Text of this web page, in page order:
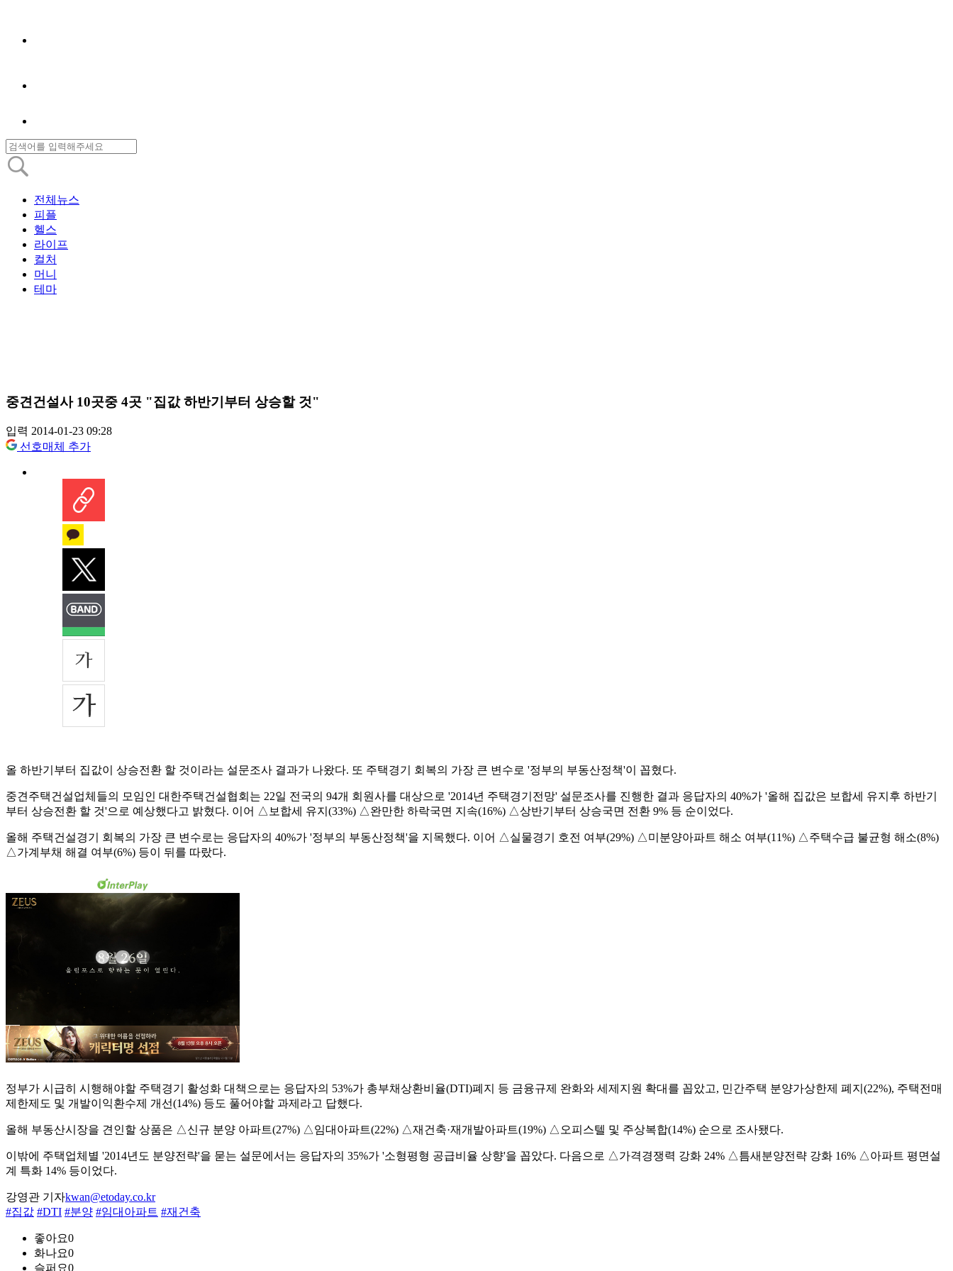
전체뉴스
피플
헬스
라이프
컬처
머니
테마
중견건설사 10곳중 4곳 "집값 하반기부터 상승할 것"
입력 2014-01-23 09:28
선호매체 추가
올 하반기부터 집값이 상승전환 할 것이라는 설문조사 결과가 나왔다. 또 주택경기 회복의 가장 큰 변수로 '정부의 부동산정책'이 꼽혔다.
중견주택건설업체들의 모임인 대한주택건설협회는 22일 전국의 94개 회원사를 대상으로 '2014년 주택경기전망' 설문조사를 진행한 결과 응답자의 40%가 '올해 집값은 보합세 유지후 하반기
부터 상승전환 할 것'으로 예상했다고 밝혔다. 이어 △보합세 유지(33%) △완만한 하락국면 지속(16%) △상반기부터 상승국면 전환 9% 등 순이었다.
올해 주택건설경기 회복의 가장 큰 변수로는 응답자의 40%가 '정부의 부동산정책'을 지목했다. 이어 △실물경기 호전 여부(29%) △미분양아파트 해소 여부(11%) △주택수급 불균형 해소(8%)
△가계부채 해결 여부(6%) 등이 뒤를 따랐다.
정부가 시급히 시행해야할 주택경기 활성화 대책으로는 응답자의 53%가 총부채상환비율(DTI)폐지 등 금융규제 완화와 세제지원 확대를 꼽았고, 민간주택 분양가상한제 폐지(22%), 주택전매
제한제도 및 개발이익환수제 개선(14%) 등도 풀어야할 과제라고 답했다.
올해 부동산시장을 견인할 상품은 △신규 분양 아파트(27%) △임대아파트(22%) △재건축·재개발아파트(19%) △오피스텔 및 주상복합(14%) 순으로 조사됐다.
이밖에 주택업체별 '2014년도 분양전략'을 묻는 설문에서는 응답자의 35%가 '소형평형 공급비율 상향'을 꼽았다. 다음으로 △가격경쟁력 강화 24% △틈새분양전략 강화 16% △아파트 평면설
계 특화 14% 등이었다.
강영관 기자kwan@etoday.co.kr
#집값 #DTI #분양 #임대아파트 #재건축
좋아요0
화나요0
슬퍼요0